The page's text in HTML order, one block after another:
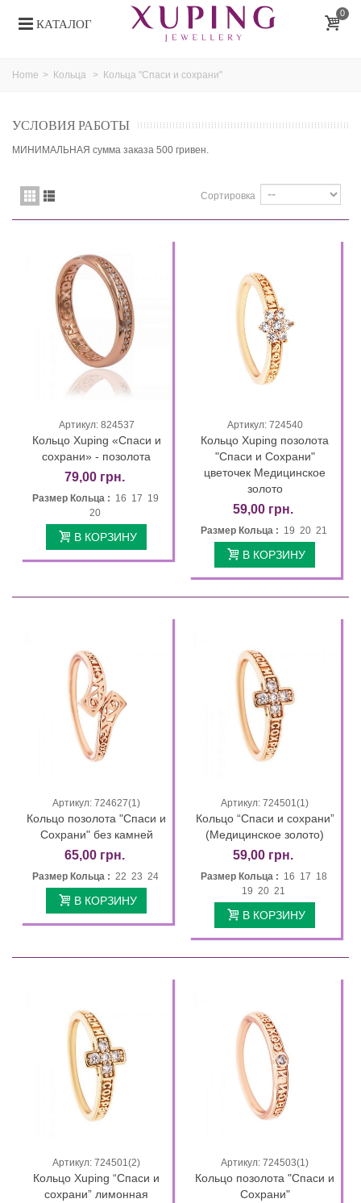
КАТАЛОГ
0
Home > Кольца > Кольца "Спаси и сохрани"
УСЛОВИЯ РАБОТЫ
МИНИМАЛЬНАЯ сумма заказа 500 гривен.
Сортировка
Артикул: 824537
Кольцо Xuping «Спаси и
сохрани» - позолота
79,00 грн.
Размер Кольца : 16 17 19
20
В КОРЗИНУ
Артикул: 724540
Кольцо Xuping позолота
"Спаси и Сохрани"
цветочек Медицинское
золото
59,00 грн.
Размер Кольца : 19 20 21
В КОРЗИНУ
Артикул: 724627(1)
Кольцо позолота "Спаси и
Сохрани" без камней
65,00 грн.
Размер Кольца : 22 23 24
В КОРЗИНУ
Артикул: 724501(1)
Кольцо “Спаси и сохрани”
(Медицинское золото)
59,00 грн.
Размер Кольца : 16 17 18
19 20 21
В КОРЗИНУ
Артикул: 724501(2)
Кольцо Xuping “Спаси и
сохрани” лимонная
Артикул: 724503(1)
Кольцо позолота "Спаси и
Сохрани"